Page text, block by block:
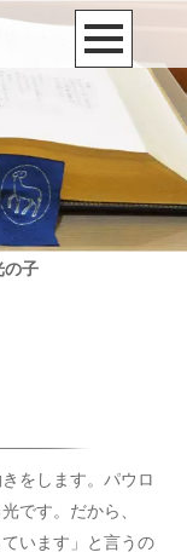
の子
をします。パウロ
です。だから、
います」と言うの